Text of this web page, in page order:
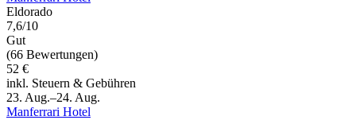
Eldorado
7,6/10
Gut
(66 Bewertungen)
52 €
inkl. Steuern & Gebühren
23. Aug.–24. Aug.
Manferrari Hotel